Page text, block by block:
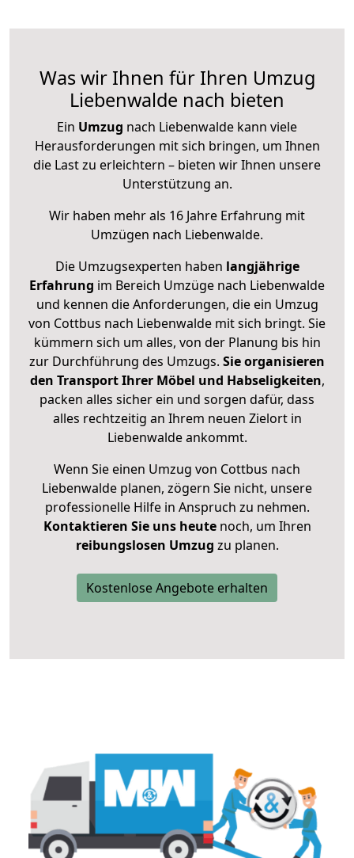
Was wir Ihnen für Ihren Umzug
Liebenwalde nach bieten
Ein Umzug nach Liebenwalde kann viele
Herausforderungen mit sich bringen, um Ihnen
die Last zu erleichtern – bieten wir Ihnen unsere
Unterstützung an.
Wir haben mehr als 16 Jahre Erfahrung mit
Umzügen nach Liebenwalde.
Die Umzugsexperten haben langjährige
Erfahrung im Bereich Umzüge nach Liebenwalde
und kennen die Anforderungen, die ein Umzug
von Cottbus nach Liebenwalde mit sich bringt. Sie
kümmern sich um alles, von der Planung bis hin
zur Durchführung des Umzugs. Sie organisieren
den Transport Ihrer Möbel und Habseligkeiten,
packen alles sicher ein und sorgen dafür, dass
alles rechtzeitig an Ihrem neuen Zielort in
Liebenwalde ankommt.
Wenn Sie einen Umzug von Cottbus nach
Liebenwalde planen, zögern Sie nicht, unsere
professionelle Hilfe in Anspruch zu nehmen.
Kontaktieren Sie uns heutenoch, um Ihren
reibungslosen Umzug zu planen.
Kostenlose Angebote erhalten